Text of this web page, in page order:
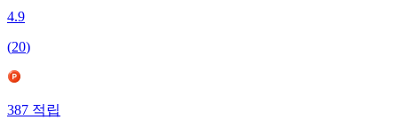
4.9
(20)
387적립